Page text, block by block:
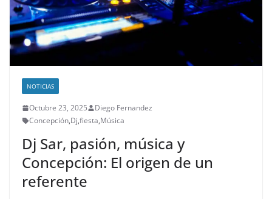
NOTICIAS
Octubre 23, 2025
Diego Fernandez
Concepción,Dj,fiesta,Música
Dj Sar, pasión, música y
Concepción: El origen de un
referente